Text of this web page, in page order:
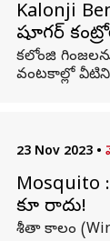
Kalonji
షూగర్
కలోంజి
వంటకాల్లో
23 Nov 2023 •
కూడా రాదు!
శీతా కాలం